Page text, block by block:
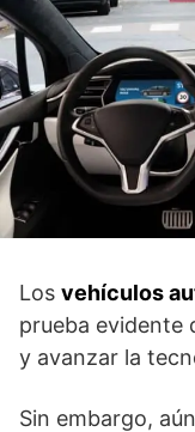
Los vehículos
prueba evidente
y avanzar la
Sin embargo,